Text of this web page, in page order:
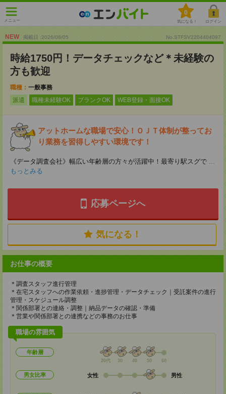
メニュー
0
気になる！ ログイン
NEW 掲載日 :2026/08/05 No.STFSV2204404097
時給1750円！データチェックなど＊未経験の
方も歓迎
職種： 一般事務
派遣
職種未経験OK ブランクOK WEB登録・面接OK
アットホームな職場で安心！ＯＪＴ体制が整ってお
り業務を習得しやすい環境です！
《データ調査会社》幅広い年齢層の方々が活躍中！最寄り駅スグで ...
もっとみる
応募ページへ
気になる！
お仕事の概要
＊調査スタッフ進行管理
＊在宅スタッフへの作業依頼・進捗管理・データチェック｜受託案件の進行
管理・スケジュール調整
＊関係部署との連絡・調整｜納品データの確認・準備
＊営業や関係部署との連携などの事務のお仕事
職場の雰囲気
年齢層
20代 30 40 50 60
男女比率 女性 男性